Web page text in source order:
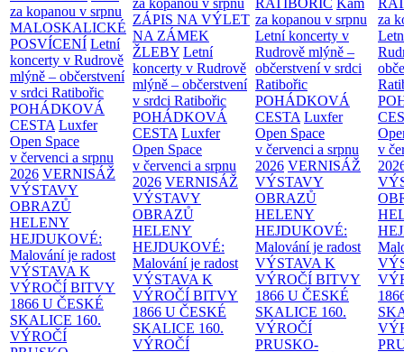
za kopanou v srpnu
MALOSKALICKÉ
POSVÍCENÍ Letní
koncerty v Rudrově
mlýně – občerstvení
v srdci Ratibořic
POHÁDKOVÁ
CESTA Luxfer
Open Space
v červenci a srpnu
2026 VERNISÁŽ
VÝSTAVY
OBRAZŮ
HELENY
HEJDUKOVÉ:
Malování je radost
VÝSTAVA K
VÝROČÍ BITVY
1866 U ČESKÉ
SKALICE 160.
VÝROČÍ
za kopanou v srpnu
ZÁPIS NA VÝLET
NA ZÁMEK
ŽLEBY Letní
koncerty v Rudrově
mlýně – občerstvení
v srdci Ratibořic
POHÁDKOVÁ
CESTA Luxfer
Open Space
v červenci a srpnu
2026 VERNISÁŽ
VÝSTAVY
OBRAZŮ
HELENY
HEJDUKOVÉ:
Malování je radost
VÝSTAVA K
VÝROČÍ BITVY
1866 U ČESKÉ
SKALICE 160.
VÝROČÍ
RATIBOŘIC Kam
za kopanou v srpnu
Letní koncerty v
Rudrově mlýně –
občerstvení v srdci
Ratibořic
POHÁDKOVÁ
CESTA Luxfer
Open Space
v červenci a srpnu
2026 VERNISÁŽ
VÝSTAVY
OBRAZŮ
HELENY
HEJDUKOVÉ:
Malování je radost
VÝSTAVA K
VÝROČÍ BITVY
1866 U ČESKÉ
SKALICE 160.
VÝROČÍ
PRUSKO-
za
v